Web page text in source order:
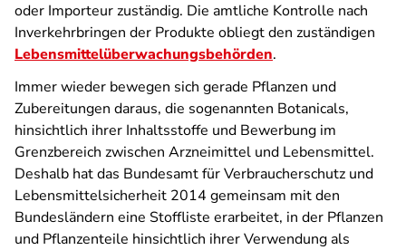
oder Importeur zuständig. Die amtliche Kontrolle nach
Inverkehrbringen der Produkte obliegt den zuständigen
Lebensmittel­überwachungsbehörden.
Immer wieder bewegen sich gerade Pflanzen und
Zubereitungen daraus, die sogenannten Botanicals,
hinsichtlich ihrer Inhaltsstoffe und Bewerbung im
Grenzbereich zwischen Arzneimittel und Lebensmittel.
Deshalb hat das Bundesamt für Verbraucherschutz und
Lebensmittelsicherheit 2014 gemeinsam mit den
Bundesländern eine Stoffliste erarbeitet, in der Pflanzen
und Pflanzenteile hinsichtlich ihrer Verwendung als